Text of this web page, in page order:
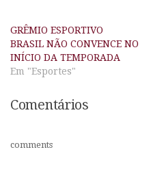
GRÊMIO ESPORTIVO
BRASIL NÃO CONVENCE NO
INÍCIO DA TEMPORADA
Em "Esportes"
Comentários
comments